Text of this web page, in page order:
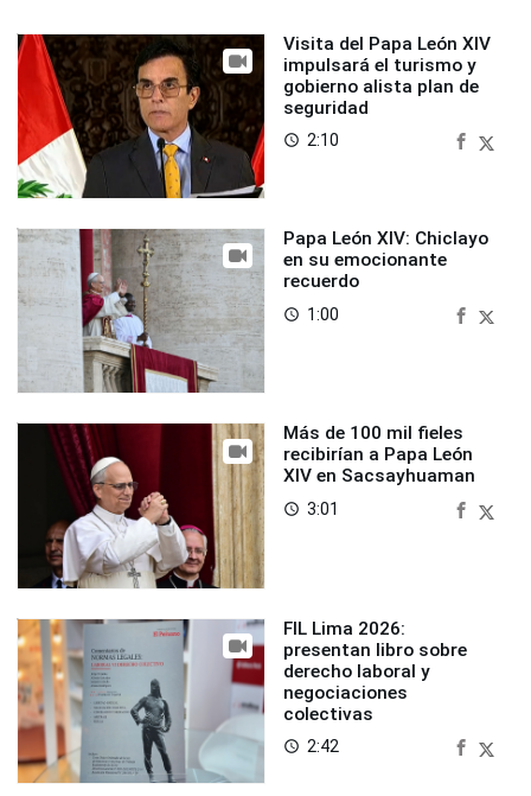
Visita del Papa León XIV
impulsará el turismo y
gobierno alista plan de
seguridad
access_time 2:10
Papa León XIV: Chiclayo
en su emocionante
recuerdo
access_time 1:00
Más de 100 mil fieles
recibirían a Papa León
XIV en Sacsayhuaman
access_time 3:01
FIL Lima 2026:
presentan libro sobre
derecho laboral y
negociaciones
colectivas
access_time 2:42